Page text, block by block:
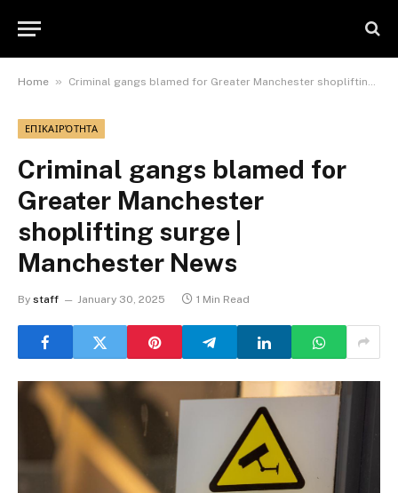
Home » Criminal gangs blamed for Greater Manchester shoplifting surge | Manchester News
ΕΠΙΚΑΙΡΌΤΗΤΑ
Criminal gangs blamed for
Greater Manchester
shoplifting surge |
Manchester News
By staff January 30, 2025 1 Min Read